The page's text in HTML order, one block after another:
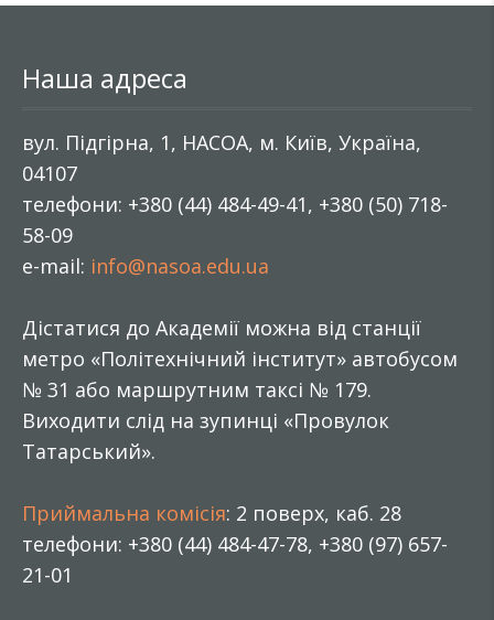
Наша адреса
вул. Підгірна, 1, НАСОА, м. Київ, Україна,
04107
телефони: +380 (44) 484-49-41, +380 (50) 718-
58-09
e-mail: info@nasoa.edu.ua
Дістатися до Академії можна від станції
метро «Політехнічний інститут» автобусом
№ 31 або маршрутним таксі № 179.
Виходити слід на зупинці «Провулок
Татарський».
Приймальна комісія: 2 поверх, каб. 28
телефони: +380 (44) 484-47-78, +380 (97) 657-
21-01